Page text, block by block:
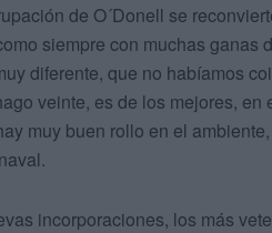
de O´Donell se
siempre con muchas ganas
diferente, que no habíamos
veinte, es de los mejores,
muy buen rollo en el
incorporaciones, los más